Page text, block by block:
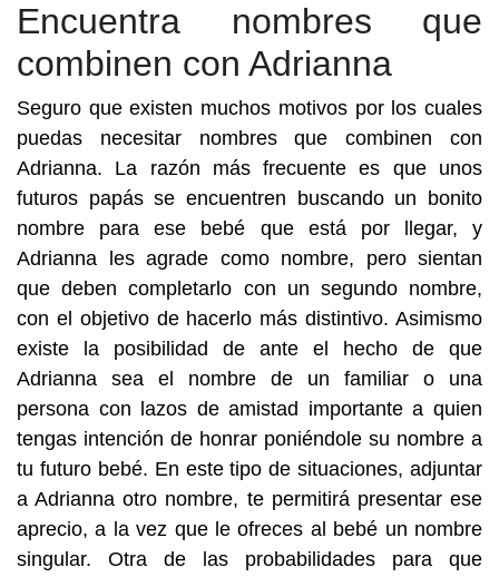
Encuentra nombres que
combinen con Adrianna
Seguro que existen muchos motivos por los cuales
puedas necesitar nombres que combinen con
Adrianna. La razón más frecuente es que unos
futuros papás se encuentren buscando un bonito
nombre para ese bebé que está por llegar, y
Adrianna les agrade como nombre, pero sientan
que deben completarlo con un segundo nombre,
con el objetivo de hacerlo más distintivo. Asimismo
existe la posibilidad de ante el hecho de que
Adrianna sea el nombre de un familiar o una
persona con lazos de amistad importante a quien
tengas intención de honrar poniéndole su nombre a
tu futuro bebé. En este tipo de situaciones, adjuntar
a Adrianna otro nombre, te permitirá presentar ese
aprecio, a la vez que le ofreces al bebé un nombre
singular. Otra de las probabilidades para que